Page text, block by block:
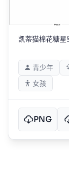
凯蒂猫棉花糖星
青少年
女孩
PNG